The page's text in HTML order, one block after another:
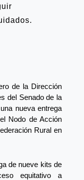
de la Dirección
del Senado de la
nueva entrega
Nodo de Acción
Rural en
de nueve kits de
equitativo a